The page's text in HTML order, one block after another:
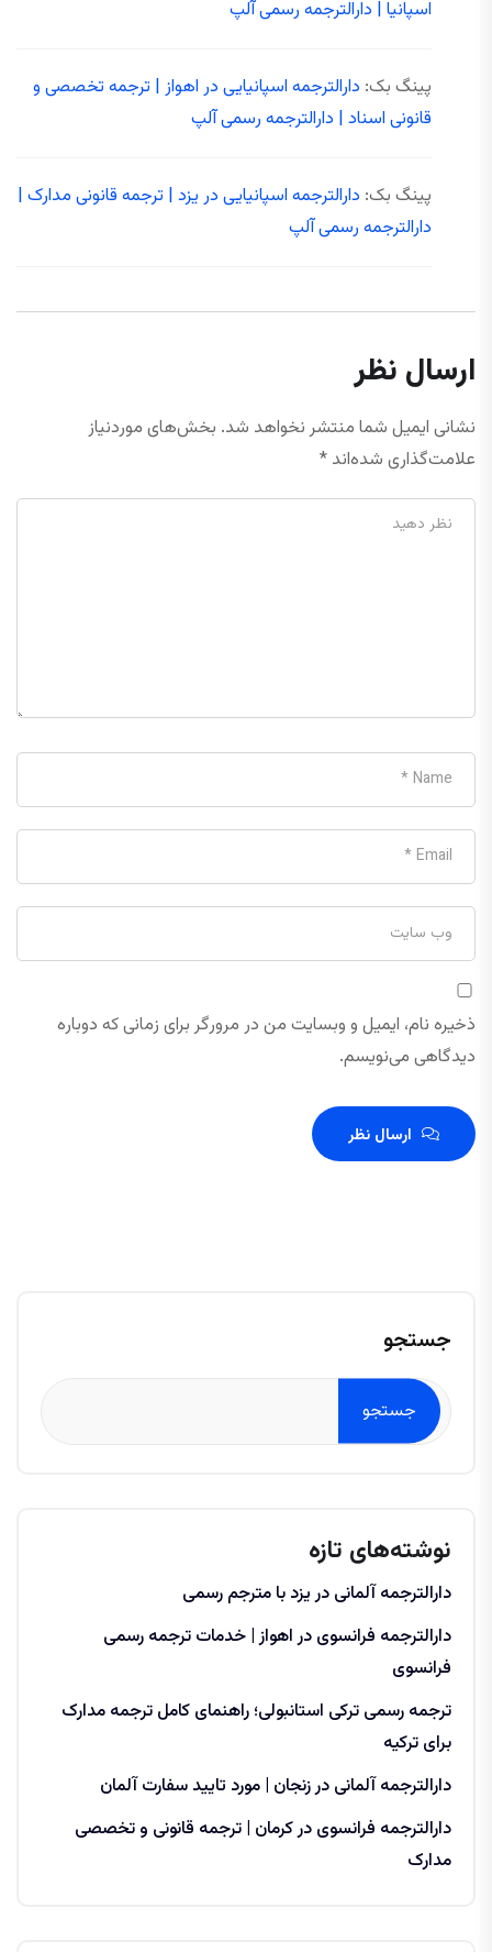
اسپانیا | دارالترجمه رسمی آلپ
پینگ بک: دارالترجمه اسپانیایی در اهواز | ترجمه تخصصی و
قانونی اسناد | دارالترجمه رسمی آلپ
پینگ بک: دارالترجمه اسپانیایی در یزد | ترجمه قانونی مدارک |
دارالترجمه رسمی آلپ
ارسال نظر
نشانی ایمیل شما منتشر نخواهد شد. بخش‌های موردنیاز
علامت‌گذاری شده‌اند *
ذخیره نام، ایمیل و وبسایت من در مرورگر برای زمانی که دوباره
دیدگاهی می‌نویسم.
ارسال نظر
جستجو
جستجو
نوشته‌های تازه
دارالترجمه آلمانی در یزد با مترجم رسمی
دارالترجمه فرانسوی در اهواز | خدمات ترجمه رسمی
فرانسوی
ترجمه رسمی ترکی استانبولی؛ راهنمای کامل ترجمه مدارک
برای ترکیه
دارالترجمه آلمانی در زنجان | مورد تایید سفارت آلمان
دارالترجمه فرانسوی در کرمان | ترجمه قانونی و تخصصی
مدارک